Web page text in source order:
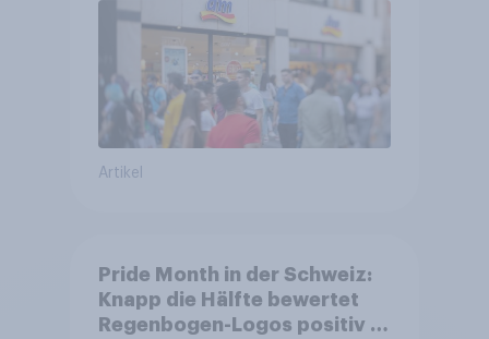
Artikel
Pride Month in der Schweiz:
Knapp die Hälfte bewertet
Regenbogen-Logos positiv –